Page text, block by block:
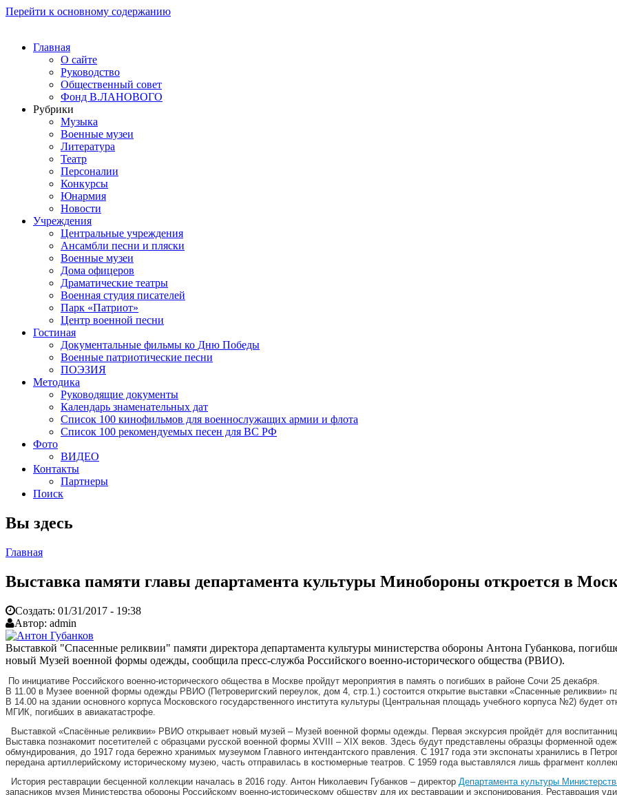
Перейти к основному содержанию
Главная
О сайте
Руководство
Общественный совет
Фонд В.ЛАНОВОГО
Рубрики
Музыка
Военные музеи
Литература
Театр
Персоналии
Конкурсы
Юнармия
Новости
Учреждения
Центральные учреждения
Ансамбли песни и пляски
Военные музеи
Дома офицеров
Драматические театры
Военная студия писателей
Парк «Патриот»
Центр военной песни
Гостиная
Документальные фильмы ко Дню Победы
Военные патриотические песни
ПОЭЗИЯ
Методика
Руководящие документы
Календарь знаменательных дат
Список 100 кинофильмов для военнослужащих армии и флота
Список 100 рекомендуемых песен для ВС РФ
Фото
ВИДЕО
Контакты
Партнеры
Поиск
Вы здесь
Главная
Выставка памяти главы департамента культуры Минобороны откроется в
Создать: 01/31/2017 - 19:38
Автор: admin
Выставкой "Спасенные реликвии" памяти директора департамента культуры министерства обороны Антона Губанкова,
новый Музей военной формы одежды, сообщила пресс-служба Российского военно-исторического общества (РВИО).
По инициативе Российского военно-исторического общества в Москве пройдут мероприятия в память о погибших в районе Сочи 25 декабря.
В 11.00 в Музее военной формы одежды РВИО (Петроверигский переулок, дом 4, стр.1.) состоится открытие выставки «Спасенные реликвии»
В 14.00 на здании основного корпуса Московского государственного института культуры (Центральная площадь учебного корпуса №2) будет
МГИК, погибших в авиакатастрофе.
Выставкой «Спасённые реликвии» РВИО открывает новый музей – Музей военной формы одежды. Первая экскурсия пройдёт для воспитанниц
Выставка познакомит посетителей с образцами русской военной формы XVIII – XIX веков. Здесь будут представлены образцы форменной
обмундирования, до 1917 года бережно хранимых музеумом Главного интендантского правления. С 1917 года эти экспонаты хранились в
передана артиллерийскому историческому музею, часть отправилась в костюмерные театров. С 1959 года выставлялся лишь фрагмент
История реставрации бесценной коллекции началась в 2016 году. Антон Николаевич Губанков – директор Департамента культуры
запасников музея Министерства обороны Российскому военно-историческому обществу для их реставрации и экспонирования. Реставрация